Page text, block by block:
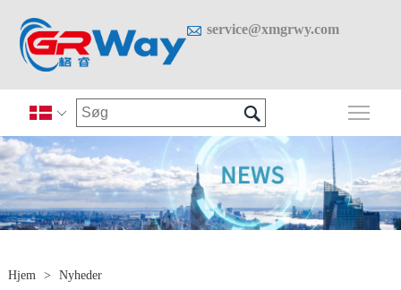
 service@xmgrwy.com
 
Hjem > Nyheder